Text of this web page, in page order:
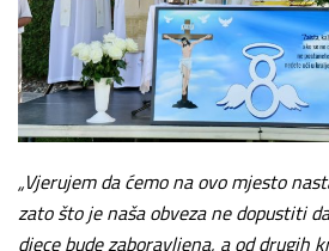
„Vjerujem da ćemo na ovo mjesto
zato što je naša obveza ne dopustiti
djece bude zaboravljena, a od drugih